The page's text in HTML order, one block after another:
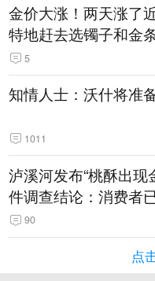
金价大涨！两天涨了
特地赶去选镯子和金
起来可以保值，小批量
5
知情人士：沃什将准
1011
泸溪河发布“桃酥出现
件调查结论：消费者
频情况不属实
90
点